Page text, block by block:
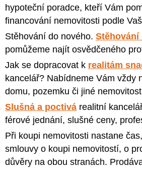
hypoteční poradce, kteří Vám
financování nemovitosti podle
Stěhování do nového. Stěhování
pomůžeme najít osvědčeného
Jak se dopracovat k realitám
kancelář? Nabídneme Vám vždy
domu, pozemku či jiné
Slušná a poctivá realitní
férové jednání, slušné ceny,
Při koupi nemovitosti nastane
smlouvy o koupi nemovitostí, o
důvěry na obou stranách.